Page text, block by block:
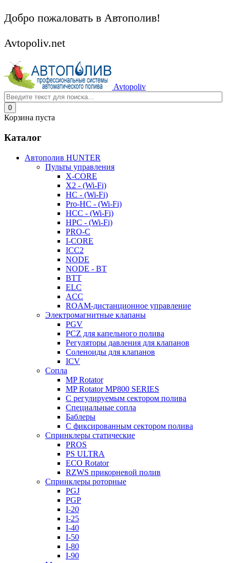
Добро пожаловать в Автополив!
Avtopoliv.net
Avtopoliv
0
Корзина пуста
Каталог
Автополив HUNTER
Пульты управления
X-CORE
X2 - (Wi-Fi)
HC - (Wi-Fi)
Pro-HC - (Wi-Fi)
HCC - (Wi-Fi)
HPC - (Wi-Fi)
PRO-C
I-CORE
ICC2
NODE
NODE - BT
BTT
ELC
ACC
ROAM-дистанционное управление
Электромагнитные клапаны
PGV
PCZ для капельного полива
Регуляторы давления для клапанов
Соленоиды для клапанов
ICV
Сопла
MP Rotator
MP Rotator MP800 SERIES
С регулируемым сектором полива
Специальные сопла
Баблеры
С фиксированным сектором полива
Спринклеры статические
PROS
PS ULTRA
ECO Rotator
RZWS прикорневой полив
Спринклеры роторные
PGJ
PGP
I-20
I-25
I-40
I-50
I-80
I-90